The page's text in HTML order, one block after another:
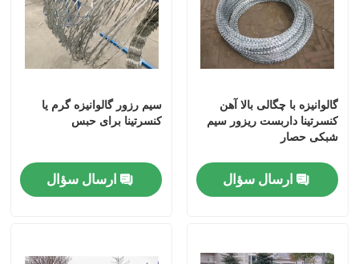
گالوانیزه با چگالی بالا آهن
کنسرتینا داربست ریزور سیم
شبکی حصار
ارسال سؤال
سیم رزور گالوانیزه گرم یا
کنسرتینا برای حبس
ارسال سؤال